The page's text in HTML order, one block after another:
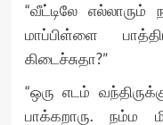
“வீட்டிலே
மாப்பிள்ளை
கிடைச்சுதா?”
“ஒரு எடம்
பாக்கறாரு. நம்ம